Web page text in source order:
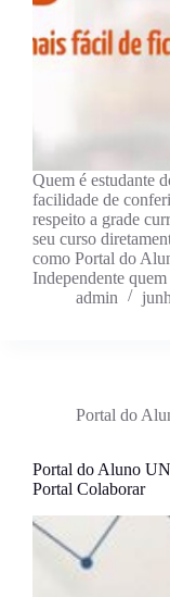
Quem é estudante
facilidade de
respeito a grade
seu curso
como Portal do
Independente
admin
Portal do
Portal do Aluno
Portal Colaborar